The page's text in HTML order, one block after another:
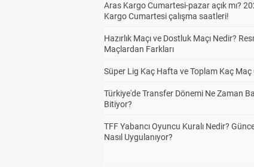
Aras Kargo Cumartesi-pazar açık mı?
Kargo Cumartesi çalışma saatleri!
Hazırlık Maçı ve Dostluk Maçı Nedir?
Maçlardan Farkları
Süper Lig Kaç Hafta ve Toplam Kaç Maç
Türkiye'de Transfer Dönemi Ne Zaman
Bitiyor?
TFF Yabancı Oyuncu Kuralı Nedir?
Nasıl Uygulanıyor?